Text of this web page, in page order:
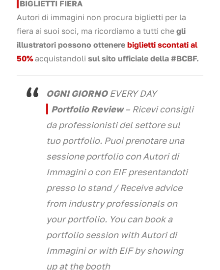
BIGLIETTI FIERA
Autori di immagini non procura biglietti per la
fiera ai suoi soci, ma ricordiamo a tutti che gli
illustratori possono ottenere biglietti scontati al
50%acquistandoli sul sito ufficiale della #BCBF.
OGNI GIORNO EVERY DAY
Portfolio Review– Ricevi consigli
da professionisti del settore sul
tuo portfolio. Puoi prenotare una
sessione portfolio con Autori di
Immagini o con EIF presentandoti
presso lo stand / Receive advice
from industry professionals on
your portfolio. You can book a
portfolio session with Autori di
Immagini or with EIF by showing
up at the booth